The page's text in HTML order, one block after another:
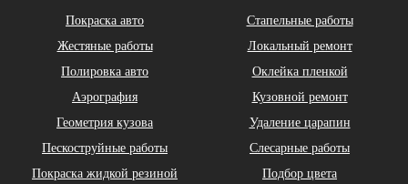
Покраска авто
Стапельные работы
Жестяные работы
Локальный ремонт
Полировка авто
Оклейка пленкой
Аэрография
Кузовной ремонт
Геометрия кузова
Удаление царапин
Пескоструйные работы
Слесарные работы
Покраска жидкой резиной
Подбор цвета